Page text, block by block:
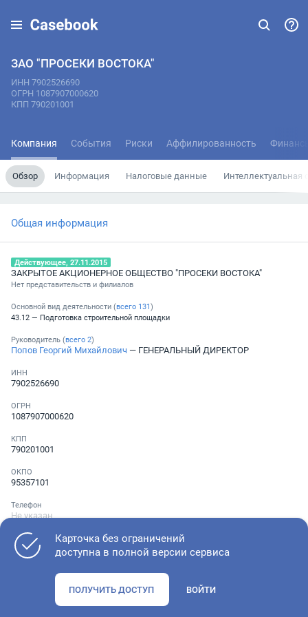
ЗАО "ПРОСЕКИ ВОСТОКА"
ИНН 7902526690
ОГРН 1087907000620
КПП 790201001
Компания События Риски Аффилированность
Обзор Информация Налоговые данные Интеллектуальная
Общая информация
Действующее, 27.11.2015
ЗАКРЫТОЕ АКЦИОНЕРНОЕ ОБЩЕСТВО "ПРОСЕКИ ВОСТОКА"
Нет представительств и филиалов
Основной вид деятельности (всего 131)
43.12 — Подготовка строительной площадки
Руководитель (всего 2)
Попов Георгий Михайлович — ГЕНЕРАЛЬНЫЙ ДИРЕКТОР
ИНН
7902526690
ОГРН
1087907000620
КПП
790201001
ОКПО
95357101
Телефон
Не указан
Проверьте учредительные документы, адрес регистрации и
Карточка без ограничений
доступна в полной версии сервиса
ПОЛУЧИТЬ ДОСТУП ВОЙТИ